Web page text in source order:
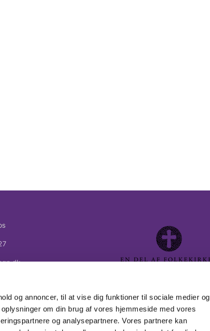
og annoncer, til at vise dig funktioner til sociale medier og
om din brug af vores hjemmeside med vores
og analysepartnere. Vores partnere kan